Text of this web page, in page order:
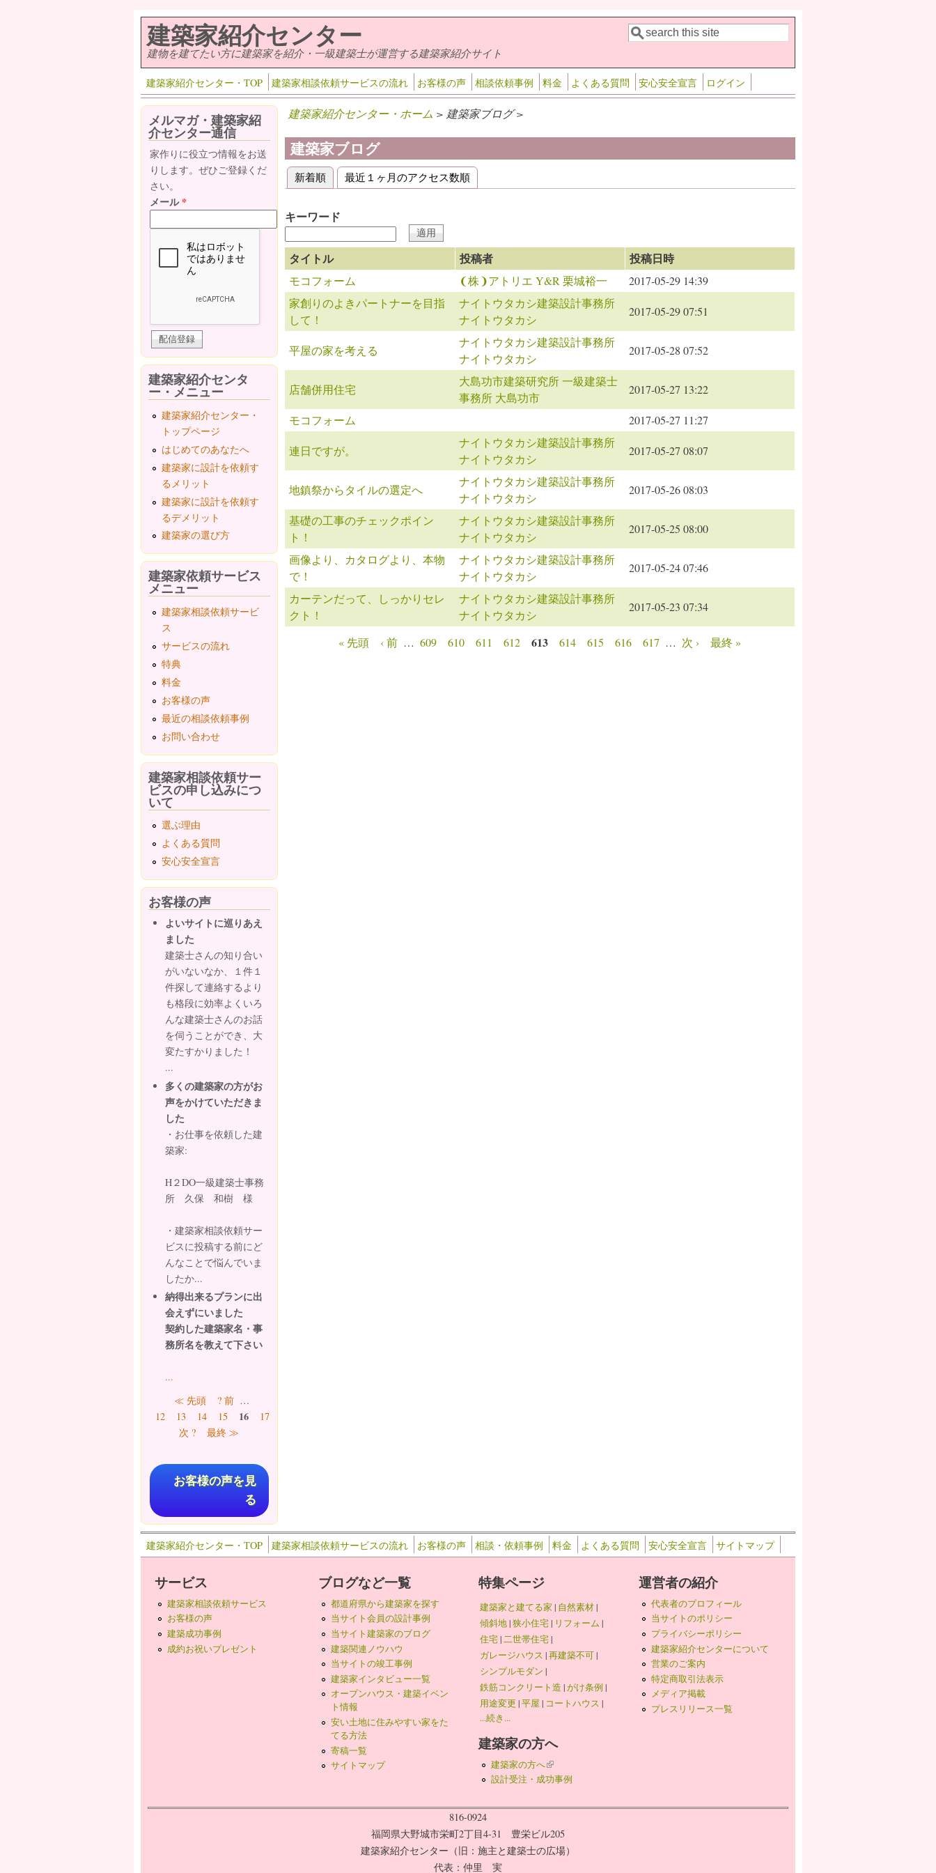
建築家紹介センター
建物を建てたい方に建築家を紹介・一級建築士が運営する建築家紹介サイト 検索フォーム
検索
建築家紹介センター・TOP 建築家相談依頼サービスの流れ お客様の声 相談依頼事例 料金 よくある質問 安心安全宣言 ログイン
建築家紹介センター・ホーム > 建築家ブログ >
建築家ブログ
プライマリータブ
新着順(アクティブなタブ)
最近１ヶ月のアクセス数順
キーワード
タイトル 投稿者 投稿日時
モコフォーム ❨株❩アトリエ Y&R 栗城裕一
2017-05-29 14:39
家創りのよきパートナーを目指
して！
ナイトウタカシ建築設計事務所
ナイトウタカシ
2017-05-29 07:51
平屋の家を考える
ナイトウタカシ建築設計事務所
ナイトウタカシ
2017-05-28 07:52
店舗併用住宅
大島功市建築研究所 一級建築士
事務所 大島功市
2017-05-27 13:22
モコフォーム 2017-05-27 11:27
連日ですが。
ナイトウタカシ建築設計事務所
ナイトウタカシ
2017-05-27 08:07
地鎮祭からタイルの選定へ
ナイトウタカシ建築設計事務所
ナイトウタカシ
2017-05-26 08:03
基礎の工事のチェックポイン
ト！
ナイトウタカシ建築設計事務所
ナイトウタカシ
2017-05-25 08:00
画像より、カタログより、本物
で！
ナイトウタカシ建築設計事務所
ナイトウタカシ
2017-05-24 07:46
カーテンだって、しっかりセレ
クト！
ナイトウタカシ建築設計事務所
ナイトウタカシ
2017-05-23 07:34
« 先頭 ‹ 前 … 609 610 611 612 613 614 615 616 617 … 次 › 最終 »
メルマガ・建築家紹
介センター通信
家作りに役立つ情報をお送
りします。ぜひご登録くだ
さい。
メール*
建築家紹介センタ
ー・メニュー
建築家紹介センター・
トップページ
はじめてのあなたへ
建築家に設計を依頼す
るメリット
建築家に設計を依頼す
るデメリット
建築家の選び方
建築家依頼サービス
メニュー
建築家相談依頼サービ
ス
サービスの流れ
特典
料金
お客様の声
最近の相談依頼事例
お問い合わせ
建築家相談依頼サー
ビスの申し込みにつ
いて
選ぶ理由
よくある質問
安心安全宣言
お客様の声
よいサイトに巡りあえ
ました
建築士さんの知り合い
がいないなか、１件１
件探して連絡するより
も格段に効率よくいろ
んな建築士さんのお話
を伺うことができ、大
変たすかりました！
...
多くの建築家の方がお
声をかけていただきま
した
・お仕事を依頼した建
築家:
H２DO一級建築士事務
所 久保 和樹 様
・建築家相談依頼サー
ビスに投稿する前にど
んなことで悩んでいま
したか...
納得出来るプランに出
会えずにいました
契約した建築家名・事
務所名を教えて下さい
...
ページ≪ 先頭 ? 前 …
12
13 14 15 16 17
次 ?
最終 ≫
お客様の声を見
る
建築家紹介センター・TOP 建築家相談依頼サービスの流れ お客様の声 相談・依頼事例 料金 よくある質問 安心安全宣言 サイトマップ
サービス
建築家相談依頼サービス
お客様の声
建築成功事例
成約お祝いプレゼント
ブログなど一覧
都道府県から建築家を探す
当サイト会員の設計事例
当サイト建築家のブログ
建築関連ノウハウ
当サイトの竣工事例
建築家インタビュー一覧
オープンハウス・建築イベン
ト情報
安い土地に住みやすい家をた
てる方法
寄稿一覧
サイトマップ
特集ページ
建築家と建てる家 | 自然素材|
傾斜地|狭小住宅| リフォーム |
住宅|二世帯住宅|
ガレージハウス |再建築不可|
シンプルモダン |
鉄筋コンクリート造 |がけ条例 |
用途変更 |平屋 | コートハウス |
...続き...
建築家の方へ
建築家の方へ(link is external)
設計受注・成功事例
運営者の紹介
代表者のプロフィール
当サイトのポリシー
プライバシーポリシー
建築家紹介センターについて
営業のご案内
特定商取引法表示
メディア掲載
プレスリリース一覧
816-0924
福岡県大野城市栄町2丁目4-31 豊栄ビル205
建築家紹介センター（旧：施主と建築士の広場）
代表：仲里 実